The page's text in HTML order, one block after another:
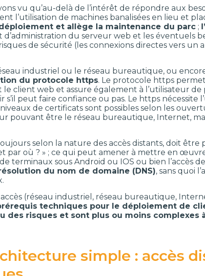
vu qu’au-delà de l’intérêt de répondre aux
l’utilisation de machines banalisées en lieu et
et allège la maintenance du parc ;
d’administration du serveur web et les éventuels
de sécurité (les connexions directes vers un
industriel ou le réseau bureautique, ou
du protocole https. Le protocole https
client web et assure également à l’utilisateur
peut faire confiance ou pas. Le https nécessite
de certificats sont possibles selon les
pouvant être le réseau bureautique, Internet,
selon la nature des accès distants, doit
par où ? » ; ce qui peut amener à mettre en
terminaux sous Android ou IOS ou bien l’accès
du nom de domaine (DNS), sans quoi
(réseau industriel, réseau bureautique,
techniques pour le déploiement de
des risques et sont plus ou moins complexes
simple : accès